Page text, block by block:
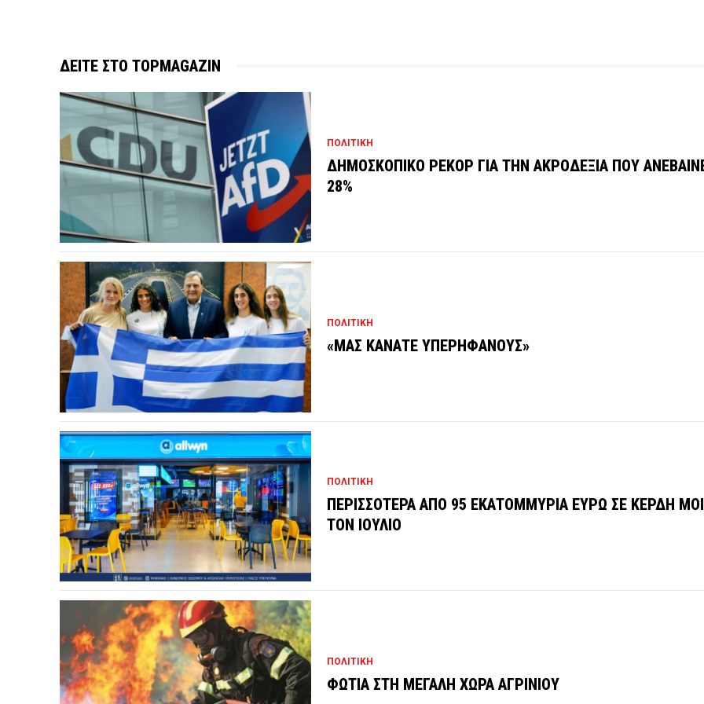
ΔΕΙΤΕ ΣΤΟ TOPMAGAZIN
ΠΟΛΙΤΙΚΗ
ΔΗΜΟΣΚΟΠΙΚΟ ΡΕΚΟΡ ΓΙΑ ΤΗΝ ΑΚΡΟΔΕΞΙΑ ΠΟΥ
28%
ΠΟΛΙΤΙΚΗ
«ΜΑΣ ΚΑΝΑΤΕ ΥΠΕΡΗΦΑΝΟΥΣ»
ΠΟΛΙΤΙΚΗ
ΠΕΡΙΣΣΟΤΕΡΑ ΑΠΟ 95 ΕΚΑΤΟΜΜΥΡΙΑ ΕΥΡΩ ΣΕ ΚΕΡΔΗ
ΤΟΝ ΙΟΥΛΙΟ
ΠΟΛΙΤΙΚΗ
ΦΩΤΙΑ ΣΤΗ ΜΕΓΑΛΗ ΧΩΡΑ ΑΓΡΙΝΙΟΥ